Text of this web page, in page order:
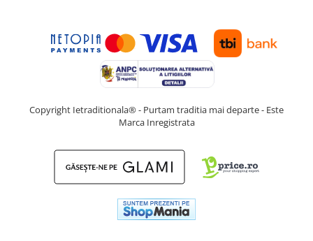
Copyright Ietraditionala® - Purtam traditia mai departe - Este
Marca Inregistrata